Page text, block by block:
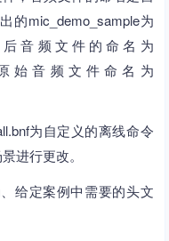
的mic_demo_sample为
音频文件的命名为
原始音频文件命名为
为自定义的离线命令
进行更改。
给定案例中需要的头文